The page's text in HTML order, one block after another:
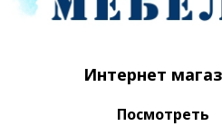
Интернет
Посмотреть